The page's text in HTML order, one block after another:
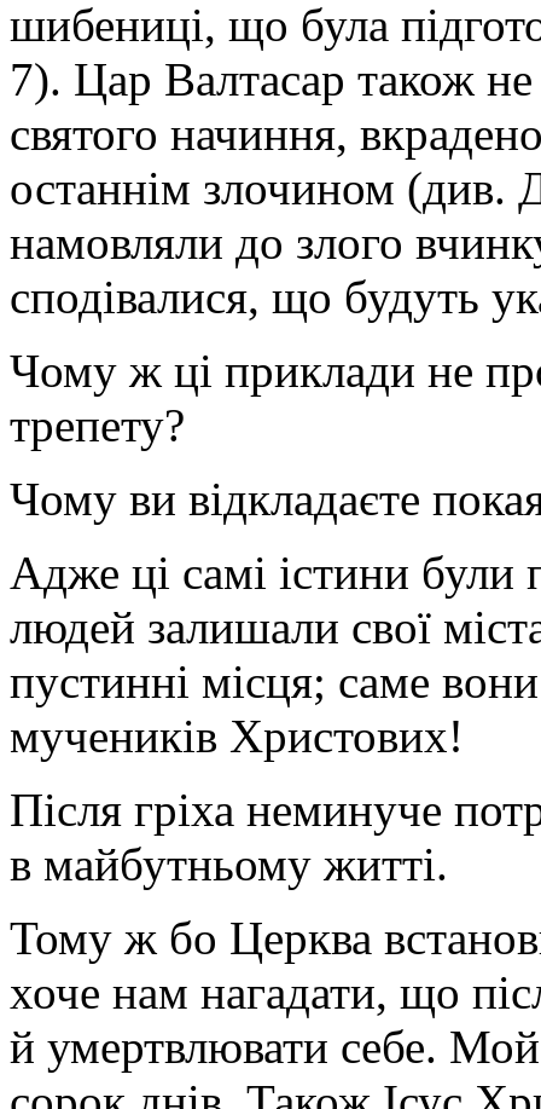
шибениці, що була
7). Цар Валтасар також
святого начиння,
останнім злочином (див.
намовляли до злого
сподівалися, що будуть
Чому ж ці приклади не
трепету?
Чому ви відкладаєте
Адже ці самі істини
людей залишали свої
пустинні місця; саме
мучеників Христових!
Після гріха неминуче
в майбутньому житті.
Тому ж бо Церква
хоче нам нагадати, що
й умертвлювати себе.